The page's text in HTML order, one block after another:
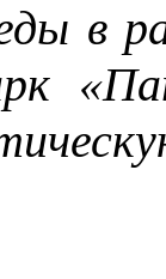
в